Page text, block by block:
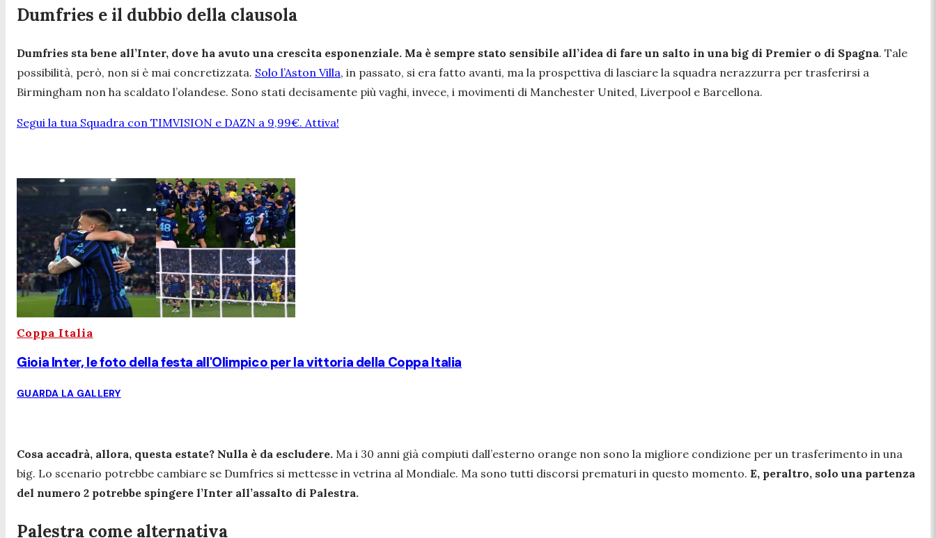
Dumfries e il dubbio della clausola
Dumfries sta bene all’Inter, dove ha avuto una crescita esponenziale. Ma è sempre stato sensibile all’idea di fare un salto in una big di Premier o di Spagna. Tale
possibilità, però, non si è mai concretizzata. Solo l’Aston Villa, in passato, si era fatto avanti, ma la prospettiva di lasciare la squadra nerazzurra per trasferirsi a
Birmingham non ha scaldato l’olandese. Sono stati decisamente più vaghi, invece, i movimenti di Manchester United, Liverpool e Barcellona.
Segui la tua Squadra con TIMVISION e DAZN a 9,99€. Attiva!
Coppa Italia
Gioia Inter, le foto della festa all'Olimpico per la vittoria della Coppa Italia
GUARDA LA GALLERY
Cosa accadrà, allora, questa estate? Nulla è da escludere. Ma i 30 anni già compiuti dall’esterno orange non sono la migliore condizione per un trasferimento in una
big. Lo scenario potrebbe cambiare se Dumfries si mettesse in vetrina al Mondiale. Ma sono tutti discorsi prematuri in questo momento. E, peraltro, solo una partenza
del numero 2 potrebbe spingere l’Inter all’assalto di Palestra.
Palestra come alternativa